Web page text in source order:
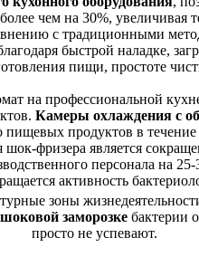
чем на 30%,
с традиционными
быстрой наладке,
пищи, простоте
на профессиональной
Камеры охлаждения с
пищевых продуктов в
фризера является
персонала на 25-
активность
зоны
шоковой заморозкебактерии
просто не успевают.